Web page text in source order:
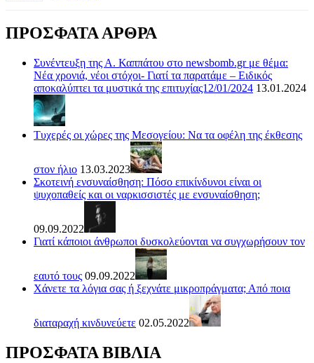
ΠΡΟΣΦΑΤΑ ΑΡΘΡΑ
Συνέντευξη της Α. Καππάτου στο newsbomb.gr με θέμα:
Νέα χρονιά, νέοι στόχοι- Γιατί τα παρατάμε – Ειδικός
αποκαλύπτει τα μυστικά της επιτυχίας12/01/2024 13.01.2024
Τυχερές οι χώρες της Μεσογείου: Να τα οφέλη της έκθεσης
στον ήλιο 13.03.2023
Σκοτεινή ενσυναίσθηση: Πόσο επικίνδυνοι είναι οι
ψυχοπαθείς και οι ναρκισσιστές με ενσυναίσθηση;
09.09.2022
Γιατί κάποιοι άνθρωποι δυσκολεύονται να συγχωρήσουν τον
εαυτό τους 09.09.2022
Χάνετε τα λόγια σας ή ξεχνάτε μικροπράγματα; Από ποια
διαταραχή κινδυνεύετε 02.05.2022
ΠΡΟΣΦΑΤΑ ΒΙΒΛΙΑ